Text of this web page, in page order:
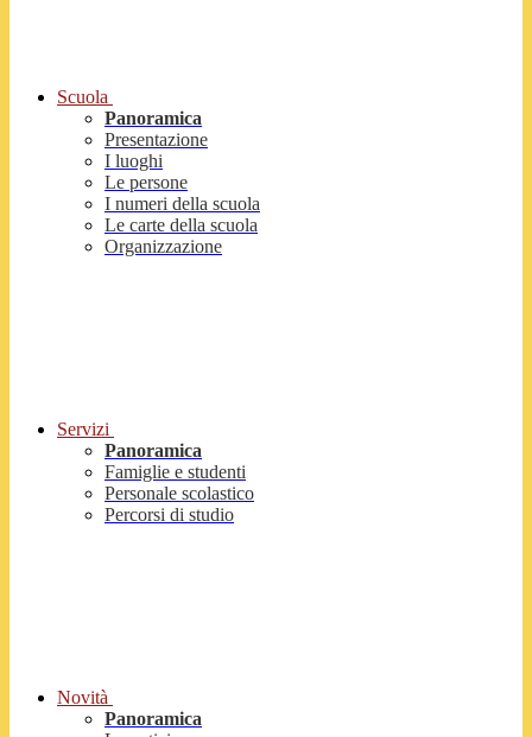
Scuola
Panoramica
Presentazione
I luoghi
Le persone
I numeri della scuola
Le carte della scuola
Organizzazione
Servizi
Panoramica
Famiglie e studenti
Personale scolastico
Percorsi di studio
Novità
Panoramica